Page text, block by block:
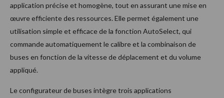
application précise et homogène, tout en assurant une mise en
œuvre efficiente des ressources. Elle permet également une
utilisation simple et efficace de la fonction AutoSelect, qui
commande automatiquement le calibre et la combinaison de
buses en fonction de la vitesse de déplacement et du volume
appliqué.
Le configurateur de buses intègre trois applications